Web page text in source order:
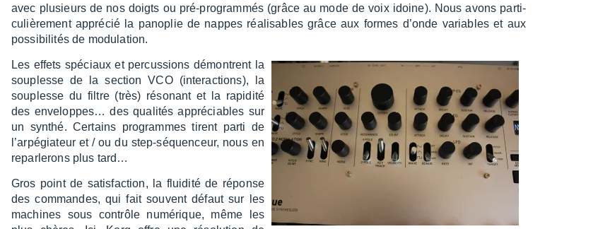
avec plusieurs de nos doigts ou pré-program­més (grâce au mode de voix idoine). Nous avons parti­
cu­liè­re­ment appré­cié la pano­plie de nappes réali­sables grâce aux formes d’onde variables et aux
possi­bi­li­tés de modu­la­tion.
Les effets spéciaux et percus­sions démontrent la
souplesse de la section VCO (inter­ac­tions), la
souplesse du filtre (très) réso­nant et la rapi­dité
des enve­lop­pes… des quali­tés appré­ciables sur
un synthé. Certains programmes tirent parti de
l’ar­pé­gia­teur et / ou du step-séquen­ceur, nous en
repar­le­rons plus tard…
Gros point de satis­fac­tion, la flui­dité de réponse
des commandes, qui fait souvent défaut sur les
machines sous contrôle numé­rique, même les